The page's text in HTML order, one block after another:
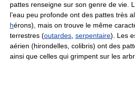
pattes renseigne sur son genre de vie.
l’eau peu profonde ont des pattes très
hérons), mais on trouve le même
terrestres (outardes serpentaire). Les
aérien (hirondelles, colibris) ont des
ainsi que celles qui grimpent sur les